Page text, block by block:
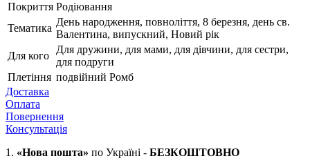
Покриття Родіювання
Тематика
День народження, повноліття, 8 березня, день св.
Валентина, випускний, Новий рік
Для кого
Для дружини, для мами, для дівчини, для сестри,
для подруги
Плетіння подвійний Ромб
Доставка
Оплата
Повернення
Консультація
1. «Нова пошта» по Україні - БЕЗКОШТОВНО